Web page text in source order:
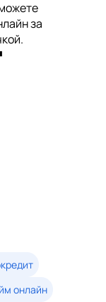
за
онлайн